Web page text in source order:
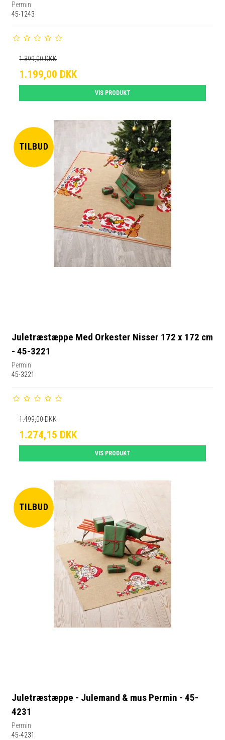
Permin
45-1243
1.399,00 DKK
1.199,00 DKK
VIS PRODUKT
TILBUD
Juletræstæppe Med Orkester Nisser 172 x 172 cm
- 45-3221
Permin
45-3221
1.499,00 DKK
1.274,15 DKK
VIS PRODUKT
TILBUD
Juletræstæppe - Julemand & mus Permin - 45-
4231
Permin
45-4231